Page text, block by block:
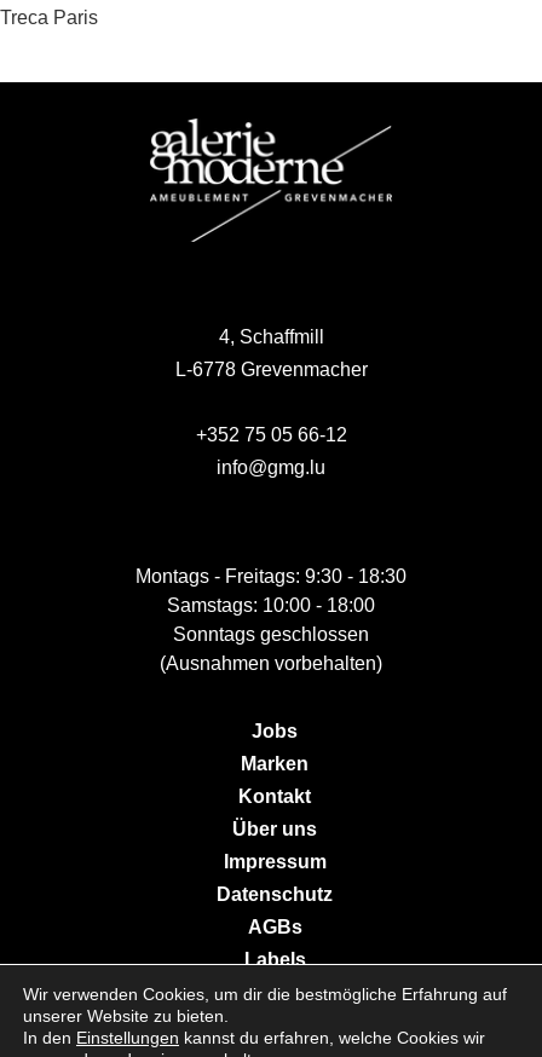
Beitragsnavigation
Treca Paris
4, Schaffmill
L-6778 Grevenmacher
+352 75 05 66-12
info@gmg.lu
Montags - Freitags: 9:30 - 18:30
Samstags: 10:00 - 18:00
Sonntags geschlossen
(Ausnahmen vorbehalten)
Jobs
Marken
Kontakt
Über uns
Impressum
Datenschutz
AGBs
Labels
© 2026 Galerie Moderne Grevenmacher. All Rights Reserved.
Wir verwenden Cookies, um dir die bestmögliche Erfahrung auf
unserer Website zu bieten.
In den Einstellungen kannst du erfahren, welche Cookies wir